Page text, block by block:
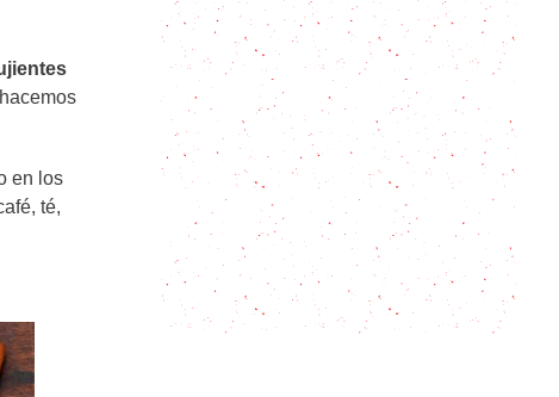
en los
té,
Cómo hacer Pretzels paso a paso
Cómo hacer Polvorones Caseros:
Receta en 6 pasos con todos los
tips
Cómo hacer bizcochos de grasa
agridulces – ¡Deliciosos!